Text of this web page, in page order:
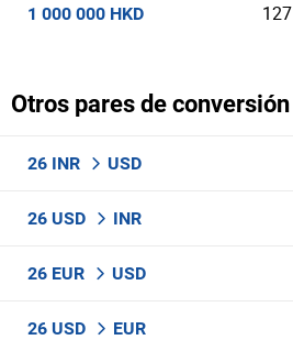
1 000 000 HKD
Otros pares de
26 INR USD
26 USD INR
26 EUR USD
26 USD EUR